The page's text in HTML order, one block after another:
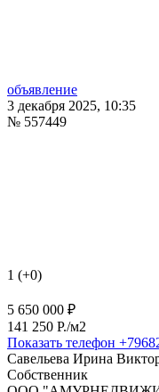
объявление
3 декабря 2025, 10:35
№ 557449
1 (+0)
5 650 000 ₽
141 250 P./м2
Показать телефон
Савельева Ирина
Собственник